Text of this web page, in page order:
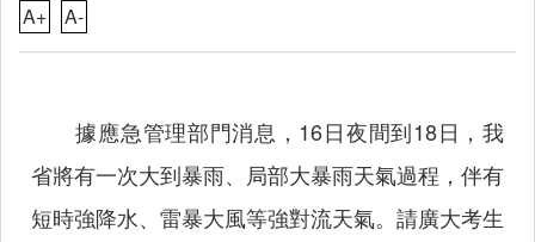
A+
A-
據應急管理部門消息，16日夜間到18日，我
省將有一次大到暴雨、局部大暴雨天氣過程，伴有
短時強降水、雷暴大風等強對流天氣。請廣大考生